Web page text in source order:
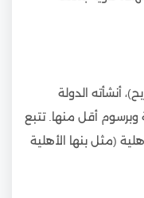
أنشأته الدولة
وبرسوم أقل منها. تتبع
(مثل بنها الأهلية